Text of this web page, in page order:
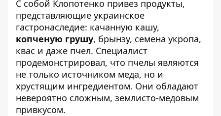
С собой Клопотенко привез продукты,
представляющие украинское
гастронаследие: качанную кашу,
копченую грушу, брынзу, семена укропа,
квас и даже пчел. Специалист
продемонстрировал, что пчелы являются
не только источником меда, но и
хрустящим ингредиентом. Они обладают
невероятно сложным, землисто-медовым
привкусом.